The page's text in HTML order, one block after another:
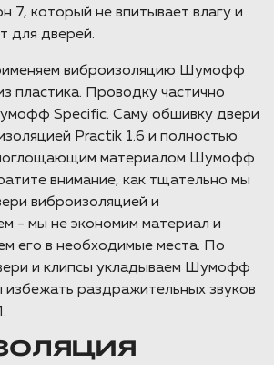
который не впитывает влагу и
для дверей.
виброизоляцию Шумофф
пластика. Проводку частично
Specific. Саму обшивку двери
Practik 1.6 и полностью
материалом Шумофф
внимание, как тщательно мы
виброизоляцией и
- мы не экономим материал и
его в необходимые места. По
и клипсы укладываем Шумофф
раздражительных звуков